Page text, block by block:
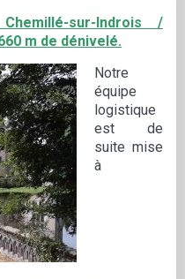
sur-Indrois /
m de dénivelé.
Notre
équipe
logistique
est de
suite mise
à